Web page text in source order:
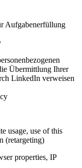
Aufgabenerfüllung
Übermittlung Ihrer
LinkedIn verweisen
usage, use of this
(retargeting)
properties, IP